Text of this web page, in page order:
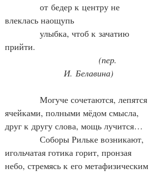
от бедер к центру не
влеклась наощупь
улыбка, чтоб к зачатию
прийти.
(пер.
И. Белавина)
Могуче сочетаются, лепятся
ячейками, полными мёдом смысла,
друг к другу слова, мощь лучится…
Соборы Рильке возникают,
игольчатая готика горит, пронзая
небо, стремясь к его метафизическим